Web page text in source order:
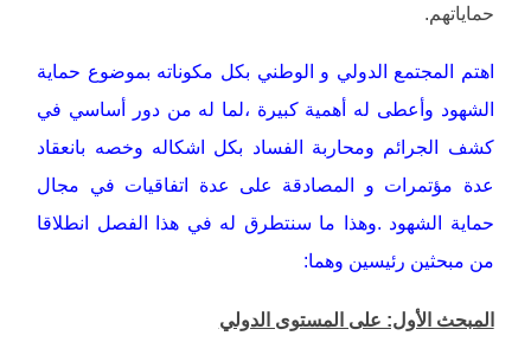
حماياتهم.
اهتم المجتمع الدولي و الوطني بكل مكوناته بموضوع حماية
الشهود وأعطى له أهمية كبيرة ،لما له من دور أساسي في
كشف الجرائم ومحاربة الفساد بكل اشكاله وخصه بانعقاد
عدة مؤتمرات و المصادقة على عدة اتفاقيات في مجال
حماية الشهود .وهذا ما سنتطرق له في هذا الفصل انطلاقا
من مبحثين رئيسين وهما:
المبحث الأول: على المستوى الدولي